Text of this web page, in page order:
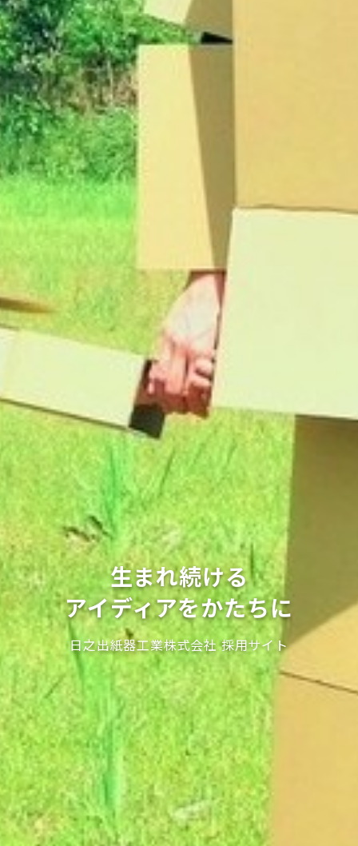
生まれ続ける
アイディアをかたちに
日之出紙器工業株式会社 採用サイト